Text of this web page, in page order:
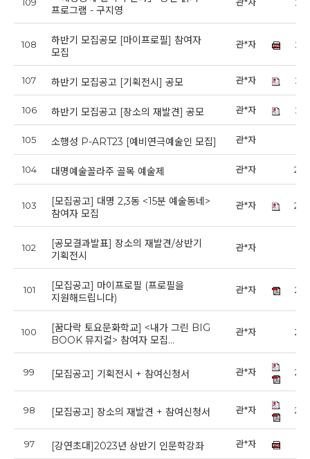
프로그램 - 구지영
108
하반기 모집공모 [마이프로필] 참여자
모집
관*자
107 하반기 모집공고 [기획전시] 공모 관*자
106 하반기 모집공고 [장소의 재발견] 공모 관*자
105 소행성 P-ART23 [예비연극예술인 모집] 관*자
104 대명예술꼴라주 골목 예술제 관*자
103
[모집공고] 대명 2,3동 <15분 예술동네>
참여자 모집
관*자
102
[공모결과발표] 장소의 재발견/상반기
기획전시
관*자
101
[모집공고] 마이프로필 (프로필을
지원해드립니다)
관*자
100
[꿈다락 토요문화학교] <내가 그린 BIG
BOOK 뮤지컬> 참여자 모집…
관*자
99 [모집공고] 기획전시 + 참여신청서 관*자
98 [모집공고] 장소의 재발견 + 참여신청서 관*자
97 [강연초대]2023년 상반기 인문학강좌 관*자